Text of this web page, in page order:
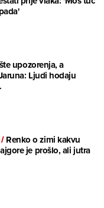
upozorenja, a
Ljudi hodaju
/Renko o zimi kakvu
je prošlo, ali jutra